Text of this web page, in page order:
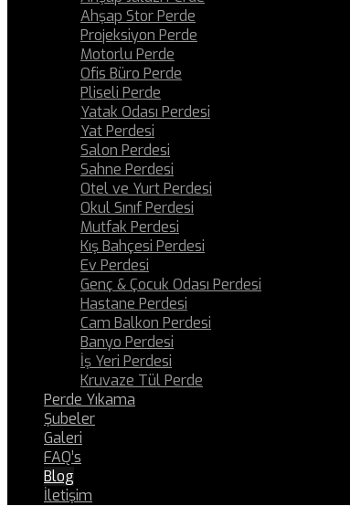
Ahşap Stor Perde
Projeksiyon Perde
Motorlu Perde
Ofis Büro Perde
Pliseli Perde
Yatak Odası Perdesi
Yat Perdesi
Salon Perdesi
Sahne Perdesi
Otel ve Yurt Perdesi
Okul Sınıf Perdesi
Mutfak Perdesi
Kış Bahçesi Perdesi
Ev Perdesi
Genç & Çocuk Odası Perdesi
Hastane Perdesi
Cam Balkon Perdesi
Banyo Perdesi
İş Yeri Perdesi
Kruvaze Tül Perde
Perde Yıkama
Şubeler
Galeri
FAQ’s
Blog
İletişim